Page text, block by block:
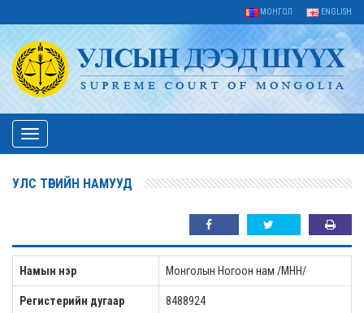
МОНГОЛ ENGLISH
Toggle
navigation
УЛС ТӨРИЙН НАМУУД
Намын нэр Монголын Ногоон нам /МНН/
Регистерийн дугаар 8488924